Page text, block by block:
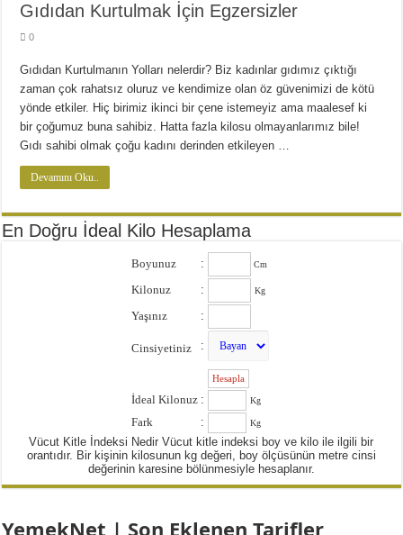
Yaş İlerledikçe Metabolizmanın Daha Çok İhtiyaç Duyduğu 20 Besin
Hergün Güne Yulaf İle Başlamanız İçin 10 Çok Sağlıklı Sebep
Isırgan Otunun Diyet Yapanlara Faydaları Nelerdir?
Diyette Karbonhidratlar Ne İşe Yarıyor?
Yağ Yakan Yiyecekler Nelerdir ?
Yulaflı Diyet Mozaik Pasta Tarifi
Dukan patlıcan kebabı
Gıdıdan Kurtulmak İçin Egzersizler
0
Gıdıdan Kurtulmanın Yolları nelerdir? Biz kadınlar gıdımız çıktığı
zaman çok rahatsız oluruz ve kendimize olan öz güvenimizi de kötü
yönde etkiler. Hiç birimiz ikinci bir çene istemeyiz ama maalesef ki
bir çoğumuz buna sahibiz. Hatta fazla kilosu olmayanlarımız bile!
Gıdı sahibi olmak çoğu kadını derinden etkileyen …
Devamını Oku..
En Doğru İdeal Kilo Hesaplama
Boyunuz : Cm
Kilonuz : Kg
Yaşınız :
Cinsiyetiniz :
İdeal Kilonuz : Kg
Fark : Kg
Vücut Kitle İndeksi Nedir Vücut kitle indeksi boy ve kilo ile ilgili bir
orantıdır. Bir kişinin kilosunun kg değeri, boy ölçüsünün metre cinsi
değerinin karesine bölünmesiyle hesaplanır.
YemekNet | Son Eklenen Tarifler